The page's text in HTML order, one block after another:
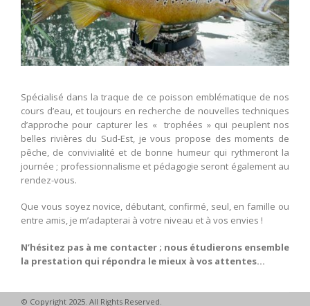
Spécialisé dans la traque de ce poisson emblématique de nos
cours d’eau, et toujours en recherche de nouvelles techniques
d’approche pour capturer les « trophées » qui peuplent nos
belles rivières du Sud-Est, je vous propose des moments de
pêche, de convivialité et de bonne humeur qui rythmeront la
journée ; professionnalisme et pédagogie seront également au
rendez-vous.
Que vous soyez novice, débutant, confirmé, seul, en famille ou
entre amis, je m’adapterai à votre niveau et à vos envies !
N’hésitez pas à me contacter ; nous étudierons ensemble
la prestation qui répondra le mieux à vos attentes…
© Copyright 2025. All Rights Reserved.